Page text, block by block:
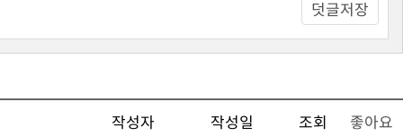
덧글저장
작성자 작성일 조회 좋아요